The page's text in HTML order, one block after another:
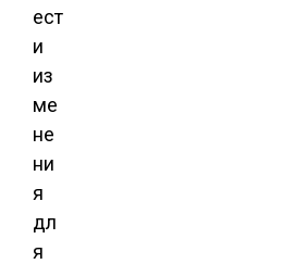
ест
и
из
ме
не
ни
я
дл
я